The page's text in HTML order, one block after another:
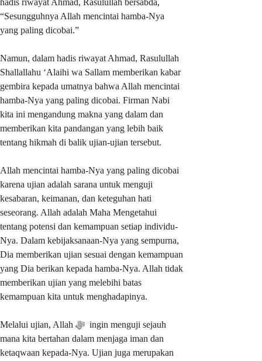
hadis riwayat Ahmad, Rasulullah bersabda,
“Sesungguhnya Allah mencintai hamba-Nya
yang paling dicobai.”
Namun, dalam hadis riwayat Ahmad, Rasulullah
Shallallahu ‘Alaihi wa Sallam memberikan kabar
gembira kepada umatnya bahwa Allah mencintai
hamba-Nya yang paling dicobai. Firman Nabi
kita ini mengandung makna yang dalam dan
memberikan kita pandangan yang lebih baik
tentang hikmah di balik ujian-ujian tersebut.
Allah mencintai hamba-Nya yang paling dicobai
karena ujian adalah sarana untuk menguji
kesabaran, keimanan, dan keteguhan hati
seseorang. Allah adalah Maha Mengetahui
tentang potensi dan kemampuan setiap individu-
Nya. Dalam kebijaksanaan-Nya yang sempurna,
Dia memberikan ujian sesuai dengan kemampuan
yang Dia berikan kepada hamba-Nya. Allah tidak
memberikan ujian yang melebihi batas
kemampuan kita untuk menghadapinya.
Melalui ujian, Allah ﷻ ingin menguji sejauh
mana kita bertahan dalam menjaga iman dan
ketaqwaan kepada-Nya. Ujian juga merupakan